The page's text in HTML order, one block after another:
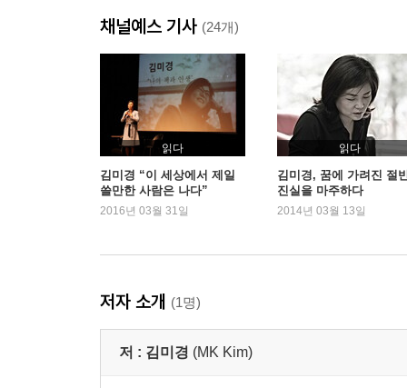
시간 아까운 줄 알아야 철드는 거야
나의 하루 가치는 얼마나 될까?
시간의 곱셈 법칙으로 능력변수를 높여라
네 뇌가 좋아하는 일부터 찾으라고!
네 마지막 차는 소나타가 아냐, 더 달려!
연비를 높이려면 거침없이 투자하라
결핍을 자산으로 셀프 리더가 돼라
돌아가고 싶지 않은 나를 만들어라
넌 아직 멀었어. 네 기준을 높여!
널 용서하지 마. 더 독하게 다뤄!
채널예스 기사 (24개)
읽다
김미경 “이 세상에서 제일
쓸만한 사람은 나다”
2016년 03월 31일
읽다
김미경, 꿈에 가려진 절
진실을 마주하다
2014년 03월 13일
저자 소개 (1명)
저 : 김미경 (MK Kim)